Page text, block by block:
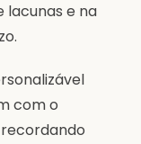
lacunas e na
com o